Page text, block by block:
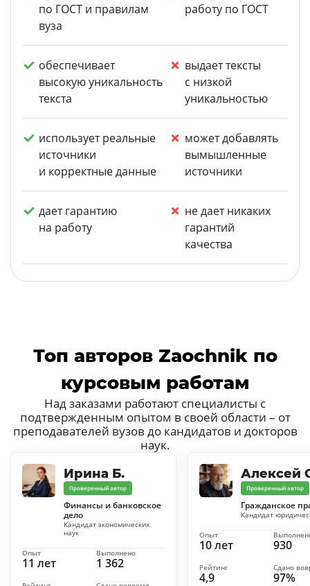
по ГОСТ и правилам
вуза
работу по ГОСТ
обеспечивает
высокую уникальность
текста
выдает тексты
с низкой
уникальностью
использует реальные
источники
и корректные данные
может добавлять
вымышленные
источники
дает гарантию
на работу
не дает никаких
гарантий
качества
Топ авторов Zaochnik по
курсовым работам
Над заказами работают специалисты с
подтвержденным опытом в своей области – от
преподавателей вузов до кандидатов и докторов
наук.
Ирина Б.
Проверенный автор
Финансы и банковское
дело
Кандидат экономических
наук
11 лет
Опыт
1 362
Выполнено
Алексей
Проверенный автор
Гражданское
Кандидат
10 лет
Опыт
930
4,9
Рейтинг
97%
Сдано